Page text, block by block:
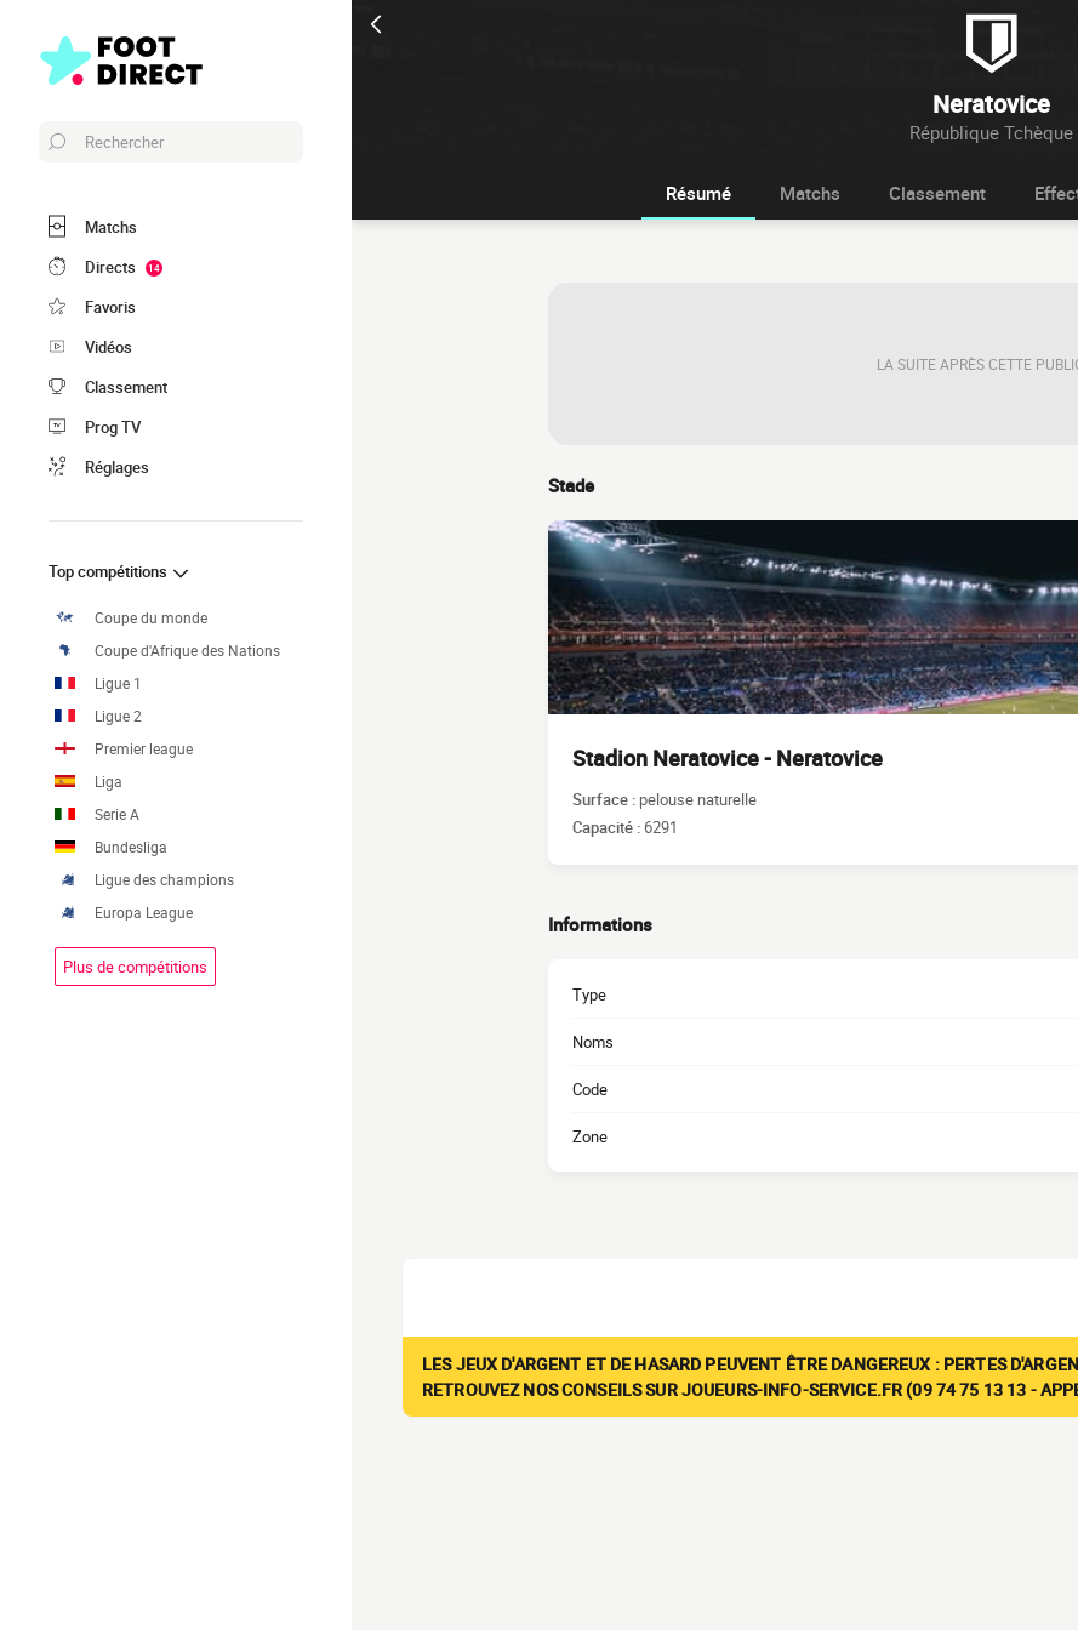
Neratovice
République Tchèque
Rechercher
Matchs
Directs
14
Favoris
Vidéos
Classement
Prog TV
Réglages
Top compétitions
Coupe du monde
Coupe d'Afrique des Nations
Ligue 1
Ligue 2
Premier league
Liga
Serie A
Bundesliga
Ligue des champions
Europa League
Plus de compétitions
Résumé Matchs Classement
LA SUITE APRÈS CETTE
Stade
Stadion Neratovice - Neratovice
Surface : pelouse naturelle
Capacité :6291
Informations
Type
Noms
Code
Zone
LES JEUX D'ARGENT ET DE HASARD PEUVENT ÊTRE DANGEREUX : PERTES
RETROUVEZ NOS CONSEILS SUR JOUEURS-INFO-SERVICE.FR (09 74 75 13 13 -